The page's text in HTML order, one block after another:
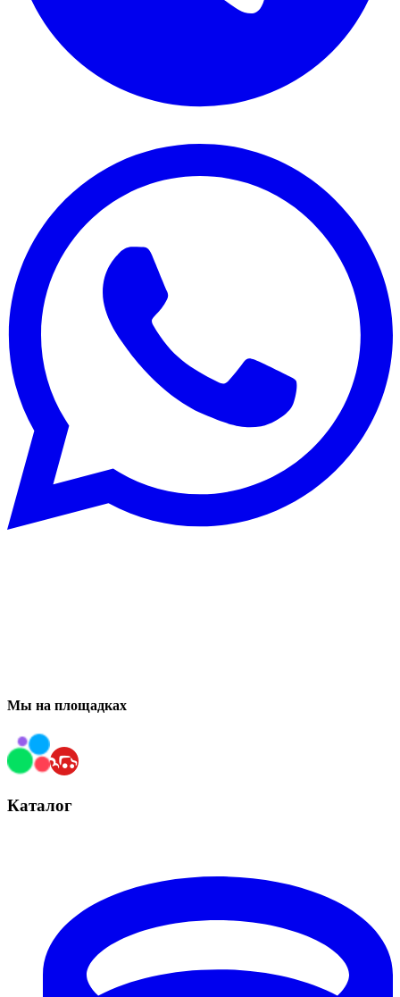
Мы на площадках
Каталог